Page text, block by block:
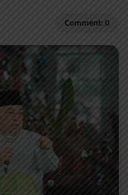
Comment: 0